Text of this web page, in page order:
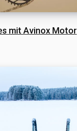
mit Avinox Motor